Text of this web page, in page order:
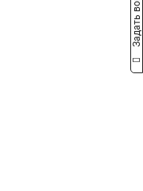
Задать вопрос